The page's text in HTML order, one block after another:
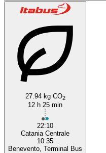
27.94 kg CO2
12 h 25 min
22:10
Catania Centrale
10:35
Benevento, Terminal Bus